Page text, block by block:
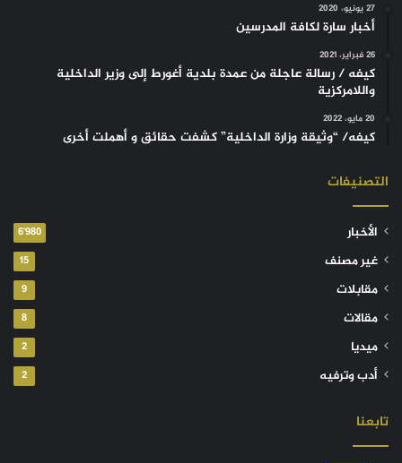
27 يونيو، 2020
أخبار سارة لكافة المدرسين
26 فبراير، 2021
كيفه / رسالة عاجلة من عمدة بلدية أغورط إلى وزير الداخلية
واللامركزية
20 مايو، 2022
كيفه/ “وثيقة وزارة الداخلية” كشفت حقائق و أهملت أخرى
التصنيفات
الأخبار 6٬980
غير مصنف 15
مقابلات 9
مقالات 8
ميديا 2
أدب وترفيه 2
تابعنا